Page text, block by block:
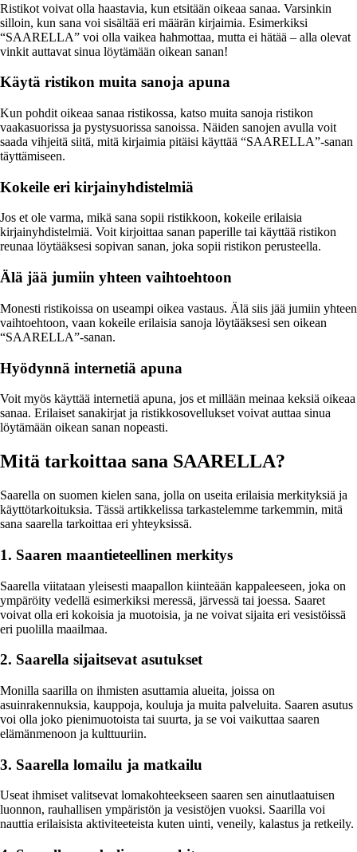
Ristikot voivat olla haastavia, kun etsitään oikeaa sanaa. Varsinkin
silloin, kun sana voi sisältää eri määrän kirjaimia. Esimerkiksi
“SAARELLA” voi olla vaikea hahmottaa, mutta ei hätää – alla olevat
vinkit auttavat sinua löytämään oikean sanan!
Käytä ristikon muita sanoja apuna
Kun pohdit oikeaa sanaa ristikossa, katso muita sanoja ristikon
vaakasuorissa ja pystysuorissa sanoissa. Näiden sanojen avulla voit
saada vihjeitä siitä, mitä kirjaimia pitäisi käyttää “SAARELLA”-sanan
täyttämiseen.
Kokeile eri kirjainyhdistelmiä
Jos et ole varma, mikä sana sopii ristikkoon, kokeile erilaisia
kirjainyhdistelmiä. Voit kirjoittaa sanan paperille tai käyttää ristikon
reunaa löytääksesi sopivan sanan, joka sopii ristikon perusteella.
Älä jää jumiin yhteen vaihtoehtoon
Monesti ristikoissa on useampi oikea vastaus. Älä siis jää jumiin yhteen
vaihtoehtoon, vaan kokeile erilaisia sanoja löytääksesi sen oikean
“SAARELLA”-sanan.
Hyödynnä internetiä apuna
Voit myös käyttää internetiä apuna, jos et millään meinaa keksiä oikeaa
sanaa. Erilaiset sanakirjat ja ristikkosovellukset voivat auttaa sinua
löytämään oikean sanan nopeasti.
Mitä tarkoittaa sana SAARELLA?
Saarella on suomen kielen sana, jolla on useita erilaisia merkityksiä ja
käyttötarkoituksia. Tässä artikkelissa tarkastelemme tarkemmin, mitä
sana saarella tarkoittaa eri yhteyksissä.
1. Saaren maantieteellinen merkitys
Saarella viitataan yleisesti maapallon kiinteään kappaleeseen, joka on
ympäröity vedellä esimerkiksi meressä, järvessä tai joessa. Saaret
voivat olla eri kokoisia ja muotoisia, ja ne voivat sijaita eri vesistöissä
eri puolilla maailmaa.
2. Saarella sijaitsevat asutukset
Monilla saarilla on ihmisten asuttamia alueita, joissa on
asuinrakennuksia, kauppoja, kouluja ja muita palveluita. Saaren asutus
voi olla joko pienimuotoista tai suurta, ja se voi vaikuttaa saaren
elämänmenoon ja kulttuuriin.
3. Saarella lomailu ja matkailu
Useat ihmiset valitsevat lomakohteekseen saaren sen ainutlaatuisen
luonnon, rauhallisen ympäristön ja vesistöjen vuoksi. Saarilla voi
nauttia erilaisista aktiviteeteista kuten uinti, veneily, kalastus ja retkeily.